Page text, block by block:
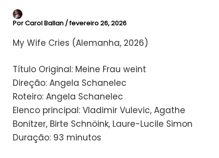
PorCarol Ballan /fevereiro 26, 2026
My Wife Cries (Alemanha, 2026)
Título Original: Meine Frau weint
Direção: Angela Schanelec
Roteiro: Angela Schanelec
Elenco principal: Vladimir Vulevic, Agathe
Bonitzer, Birte Schnöink, Laure-Lucile Simon
Duração: 93 minutos